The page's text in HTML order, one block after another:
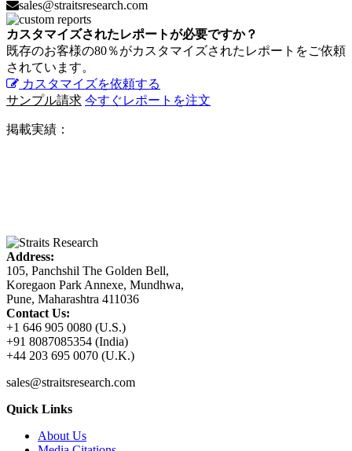
sales@straitsresearch.com
カスタマイズされたレポートが必要ですか？
既存のお客様の80％がカスタマイズされたレポートをご依頼
されています。
カスタマイズを依頼する
サンプル請求 今すぐレポートを注文
掲載実績：
Address:
105, Panchshil The Golden Bell,
Koregaon Park Annexe, Mundhwa,
Pune, Maharashtra 411036
Contact Us:
+1 646 905 0080 (U.S.)
+91 8087085354 (India)
+44 203 695 0070 (U.K.)
sales@straitsresearch.com
Quick Links
About Us